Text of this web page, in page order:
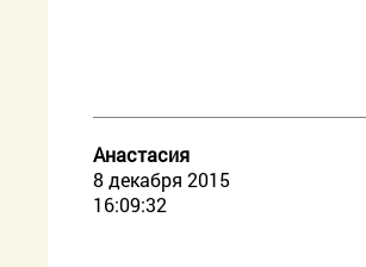
Анастасия
8 декабря 2015
16:09:32